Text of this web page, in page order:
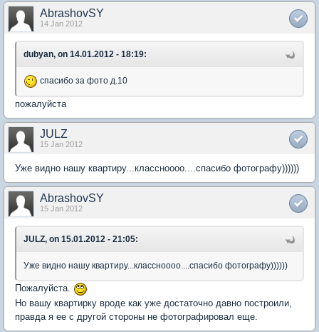
AbrashovSY
14 Jan 2012
dubyan, on 14.01.2012 - 18:19:
спасибо за фото д.10
пожалуйста
JULZ
15 Jan 2012
Уже видно нашу квартиру...классноооо....спасибо фотографу))))))
AbrashovSY
15 Jan 2012
JULZ, on 15.01.2012 - 21:05:
Уже видно нашу квартиру...классноооо....спасибо фотографу))))))
Пожалуйста.
Но вашу квартирку вроде как уже достаточно давно построили,
правда я ее с другой стороны не фотографировал еще.